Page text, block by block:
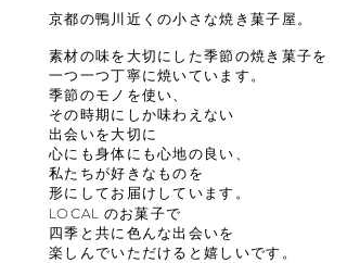
京都の鴨川近くの小さな焼き菓子屋。
素材の味を大切にした季節の焼き菓子を
一つ一つ丁寧に焼いています。
季節のモノを使い、
その時期にしか味わえない
出会いを大切に
心にも身体にも心地の良い、
私たちが好きなものを
形にしてお届けしています。
​LOCAL のお菓子で
四季と共に色んな出会いを
楽しんでいただけると嬉しいです。